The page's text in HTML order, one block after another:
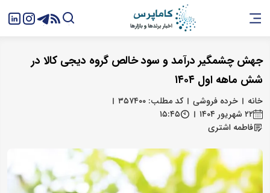
جهش چشمگیر درآمد و سود خالص گروه دیجی‌ کالا در
شش ماهه اول ۱۴۰۴
خانه خرده فروشی
کد مطلب: ۳۵۷۴۰۰
۲۲ شهریور ۱۴۰۴
۱۵:۴۵
فاطمه اشتری